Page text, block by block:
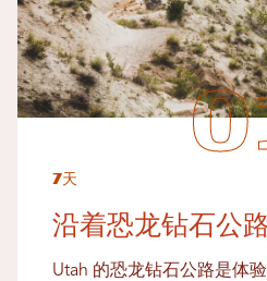
7天
沿着恐龙钻石公
Utah 的恐龙钻石公路是体